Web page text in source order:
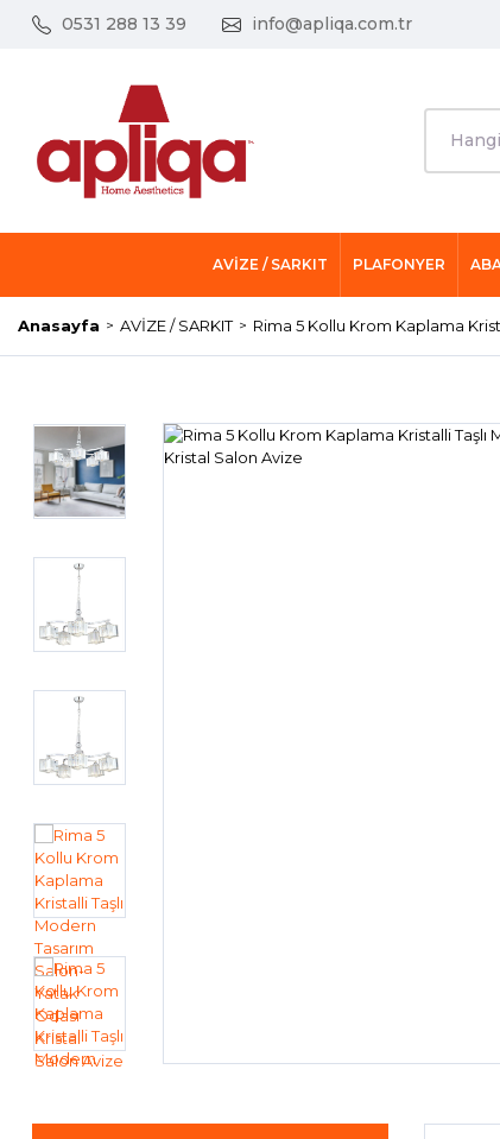
0531 288 13 39 info@apliqa.com.tr
AVİZE / SARKIT PLAFONYER
Anasayfa AVİZE / SARKIT Rima 5 Kollu Krom Kaplama